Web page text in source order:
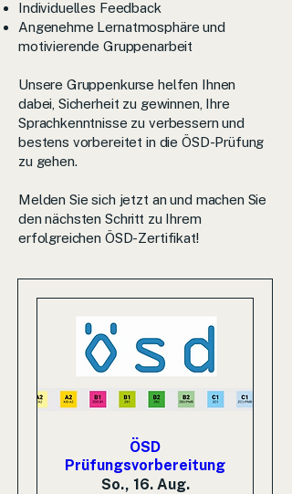
Individuelles Feedback
Angenehme Lernatmosphäre und
motivierende Gruppenarbeit
Unsere Gruppenkurse helfen Ihnen
dabei, Sicherheit zu gewinnen, Ihre
Sprachkenntnisse zu verbessern und
bestens vorbereitet in die ÖSD-Prüfung
zu gehen.
Melden Sie sich jetzt an und machen Sie
den nächsten Schritt zu Ihrem
erfolgreichen ÖSD-Zertifikat!
ÖSD
Prüfungsvorbereitung
So., 16. Aug.